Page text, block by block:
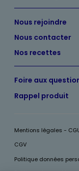
Nous rejoindre
Nous contacter
Nos recettes
Foire aux
Rappel produit
Mentions légales -
CGV
Politique données